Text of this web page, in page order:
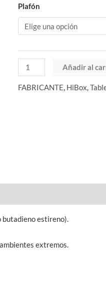
Plafón
Añadir al
FABRICANTE, HiBox,
butadieno estireno).
extremos.